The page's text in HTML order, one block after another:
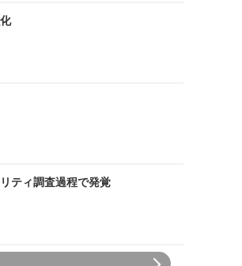
ティ調査過程で発覚